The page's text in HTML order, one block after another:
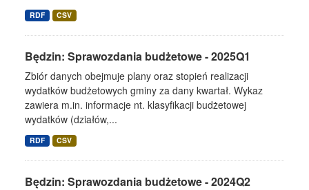
RDF CSV
Będzin: Sprawozdania budżetowe - 2025Q1
Zbiór danych obejmuje plany oraz stopień realizacji
wydatków budżetowych gminy za dany kwartał. Wykaz
zawiera m.in. informacje nt. klasyfikacji budżetowej
wydatków (działów,...
RDF CSV
Będzin: Sprawozdania budżetowe - 2024Q2